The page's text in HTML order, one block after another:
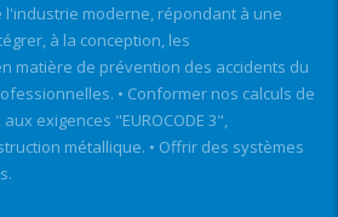
moderne, répondant à une
à la conception, les
matière de prévention des accidents du
• Conformer nos calculs de
exigences "EUROCODE 3",
métallique. • Offrir des systèmes